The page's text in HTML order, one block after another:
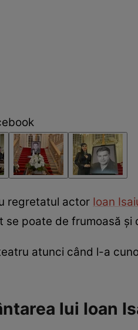
regretatul actor Ioan
poate de frumoasă și
atunci când l-a
lui Ioan